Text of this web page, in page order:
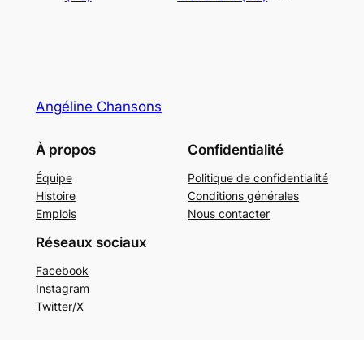
Angéline Chansons
À propos
Équipe
Histoire
Emplois
Confidentialité
Politique de confidentialité
Conditions générales
Nous contacter
Réseaux sociaux
Facebook
Instagram
Twitter/X